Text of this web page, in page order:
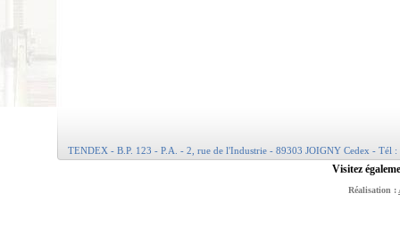
TENDEX - B.P. 123 - P.A. - 2, rue de l'Industrie - 89303 JOIGNY Cedex - Tél
Visitez
Réalisation :